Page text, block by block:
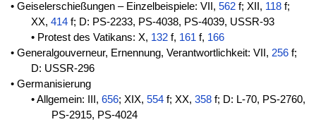
• Geiselerschießungen – Einzelbeispiele: VII, 562f; XII, 118f;
XX, 414f; D: PS-2233, PS-4038, PS-4039, USSR-93
• Protest des Vatikans: X, 132f, 161f, 166
• Generalgouverneur, Ernennung, Verantwortlichkeit: VII, 256f;
D: USSR-296
• Germanisierung
• Allgemein: III, 656; XIX, 554f; XX, 358f; D: L-70, PS-2760,
PS-2915, PS-4024